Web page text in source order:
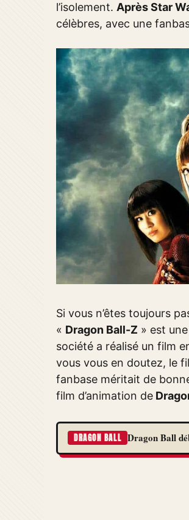
l’isolement. Après Star
célèbres, avec une
Si vous n’êtes toujours
« Dragon Ball-Z » est
société a réalisé un film
vous vous en doutez, le
fanbase méritait de
film d’animation de
DRAGON BALL Dragon Ball